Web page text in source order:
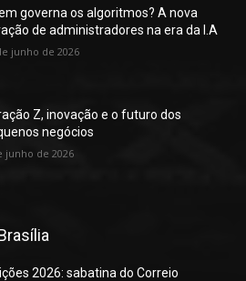
governa os algoritmos? A nova
de administradores na era da I.A
junho de 2026
Z, inovação e o futuro dos
negócios
junho de 2026
2026: sabatina do Correio